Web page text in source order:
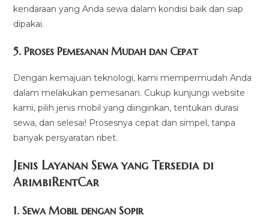
kendaraan yang Anda sewa dalam kondisi baik dan siap
dipakai.
5.Proses Pemesanan Mudah dan Cepat
Dengan kemajuan teknologi, kami mempermudah Anda
dalam melakukan pemesanan. Cukup kunjungi website
kami, pilih jenis mobil yang diinginkan, tentukan durasi
sewa, dan selesai! Prosesnya cepat dan simpel, tanpa
banyak persyaratan ribet.
Jenis Layanan Sewa yang Tersedia di
ArimbiRentCar
1.Sewa Mobil dengan Sopir